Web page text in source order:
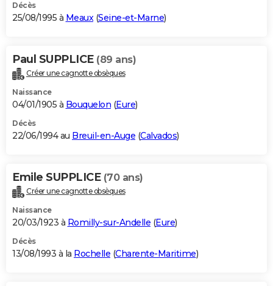
Décès
25/08/1995 à Meaux(Seine-et-Marne)
Paul SUPPLICE (89 ans)
Créer une cagnotte obsèques
Naissance
04/01/1905 à Bouquelon (Eure)
Décès
22/06/1994 au Breuil-en-Auge (Calvados)
Emile SUPPLICE (70 ans)
Créer une cagnotte obsèques
Naissance
20/03/1923 à Romilly-sur-Andelle (Eure)
Décès
13/08/1993 à la Rochelle (Charente-Maritime)